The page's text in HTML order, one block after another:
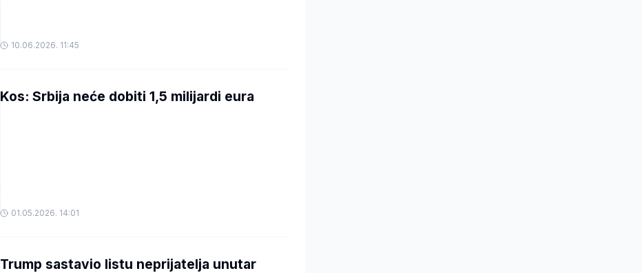
10.06.2026. 11:45
Kos: Srbija neće dobiti 1,5 milijardi eura
01.05.2026. 14:01
Trump sastavio listu neprijatelja unutar